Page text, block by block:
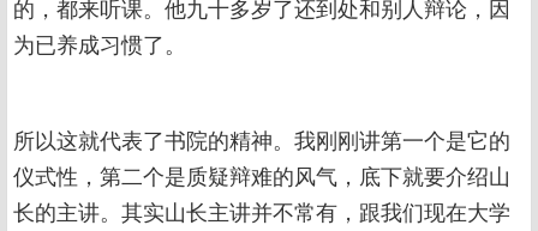
的，都来听课。他九十多岁了还到处和别人辩论，因
为已养成习惯了。
所以这就代表了书院的精神。我刚刚讲第一个是它的
仪式性，第二个是质疑辩难的风气，底下就要介绍山
长的主讲。其实山长主讲并不常有，跟我们现在大学